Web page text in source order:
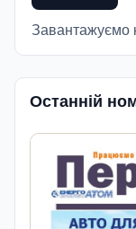
Завантажуємо
Останній